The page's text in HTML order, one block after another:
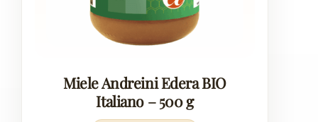
Miele Andreini Edera BIO
Italiano – 500 g